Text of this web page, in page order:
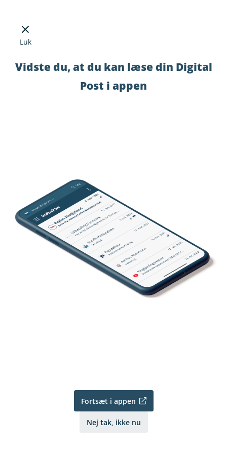
Luk
Vidste du, at du kan læse din Digital
Post i appen
Fortsæt i appen
Nej tak, ikke nu